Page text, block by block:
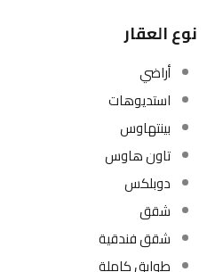
نوع العقار
أراضي
استديوهات
بينتهاوس
تاون هاوس
دوبلكس
شقق
شقق فندقية
طوابق كاملة